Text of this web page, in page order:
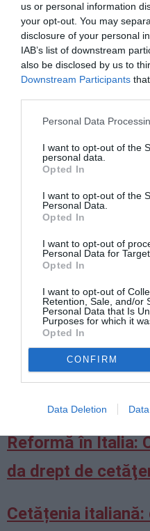
us or personal information
your opt-out. You may
disclosure of your personal
IAB’s list of downstream
also be disclosed by us to
Downstream Participants
Personal Data
I want to opt-out of the
personal data.
Opted In
I want to opt-out of the
Personal Data.
Opted In
I want to opt-out of
Personal Data for
Opted In
I want to opt-out of
Retention, Sale, and/or
Personal Data that Is
Purposes for which it
Opted In
CONFIRM
Data Deletion
Italia, cetăţenie
la Senat
Ius soli, noua
Lega: ”Vindeţi
Reformă în Italia:
da drept de
Cetățenia